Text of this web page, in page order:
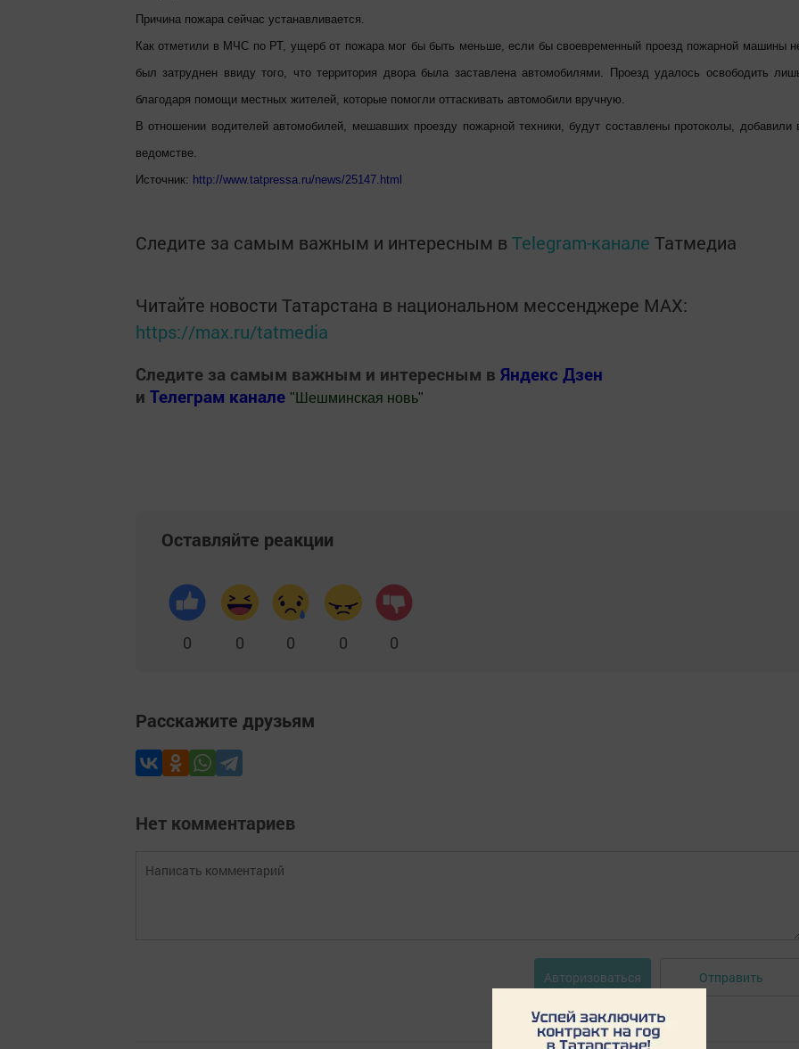
Причина пожара сейчас устанавливается.
Как отметили в МЧС по РТ, ущерб от пожара мог бы быть меньше, если бы своевременный проезд пожарной машины
был затруднен ввиду того, что территория двора была заставлена автомобилями. Проезд удалось освободить
благодаря помощи местных жителей, которые помогли оттаскивать автомобили вручную.
В отношении водителей автомобилей, мешавших проезду пожарной техники, будут составлены протоколы, добавили
ведомстве.
Источник: http://www.tatpressa.ru/news/25147.html
Следите за самым важным и интересным в Telegram-канале Татмедиа
Читайте новости Татарстана в национальном мессенджере MАХ:
https://max.ru/tatmedia
Следите за самым важным и интересным в Яндекс Дзен
и Телеграм канале " Шешминская новь"
Оставляйте реакции
0 0 0 0 0
Расскажите друзьям
Нет комментариев
Авторизоваться Отправить